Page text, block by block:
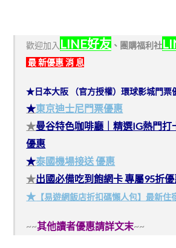
歡迎加入 LINE好友 、 團購福利社
最 新優惠 消 息
★日本大阪 （官方授權）環球影城門票
★東京迪士尼門票優惠
★曼谷特色咖啡廳｜精選IG熱門打
優惠
★泰國機場接送 優惠
★出國必備吃到飽網卡 專屬95折
★ 【易遊網飯店折扣碼懶人包】最新住
~~其他讀者優惠請詳文末~~